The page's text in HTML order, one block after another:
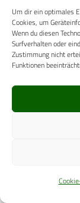
Um dir ein optimales
Cookies, um
Wenn du diesen
Surfverhalten oder
Zustimmung nicht
Funktionen